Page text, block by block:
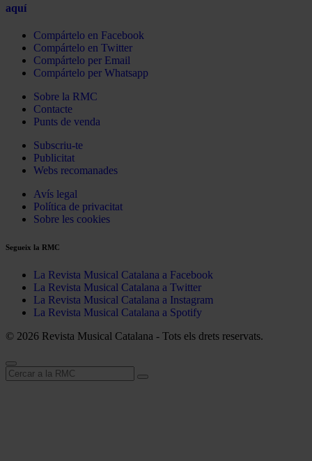
aquí
Compártelo en Facebook
Compártelo en Twitter
Compártelo per Email
Compártelo per Whatsapp
Sobre la RMC
Contacte
Punts de venda
Subscriu-te
Publicitat
Webs recomanades
Avís legal
Política de privacitat
Sobre les cookies
Segueix la RMC
La Revista Musical Catalana a Facebook
La Revista Musical Catalana a Twitter
La Revista Musical Catalana a Instagram
La Revista Musical Catalana a Spotify
© 2026 Revista Musical Catalana - Tots els drets reservats.
Cerca